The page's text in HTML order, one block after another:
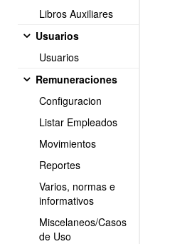
Libros Auxiliares
Usuarios
Usuarios
Remuneraciones
Configuracion
Listar Empleados
Movimientos
Reportes
Varios, normas e
informativos
Miscelaneos/Casos
de Uso